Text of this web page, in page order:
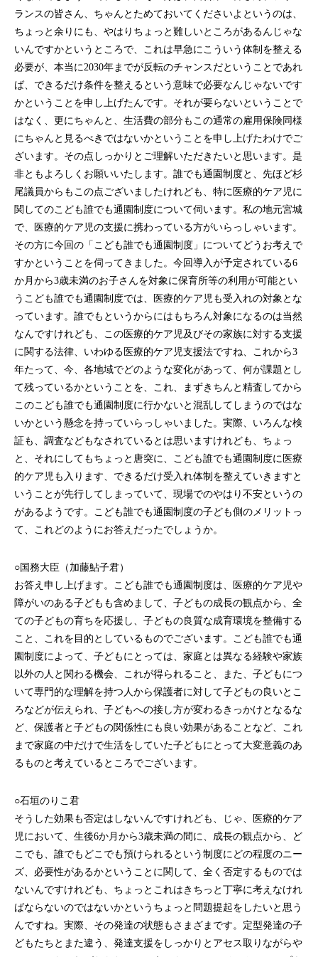
ランスの皆さん、ちゃんとためておいてくださいよというのは、
ちょっと余りにも、やはりちょっと難しいところがあるんじゃな
いんですかというところで、これは早急にこういう体制を整える
必要が、本当に2030年までが反転のチャンスだということであれ
ば、できるだけ条件を整えるという意味で必要なんじゃないです
かということを申し上げたんです。それが要らないということで
はなく、更にちゃんと、生活費の部分もこの通常の雇用保険同様
にちゃんと見るべきではないかということを申し上げたわけでご
ざいます。その点しっかりとご理解いただきたいと思います。是
非ともよろしくお願いいたします。誰でも通園制度と、先ほど杉
尾議員からもこの点ございましたけれども、特に医療的ケア児に
関してのこども誰でも通園制度について伺います。私の地元宮城
で、医療的ケア児の支援に携わっている方がいらっしゃいます。
その方に今回の「こども誰でも通園制度」についてどうお考えで
すかということを伺ってきました。今回導入が予定されている6
か月から3歳未満のお子さんを対象に保育所等の利用が可能とい
うこども誰でも通園制度では、医療的ケア児も受入れの対象とな
っています。誰でもというからにはもちろん対象になるのは当然
なんですけれども、この医療的ケア児及びその家族に対する支援
に関する法律、いわゆる医療的ケア児支援法ですね、これから3
年たって、今、各地域でどのような変化があって、何が課題とし
て残っているかということを、これ、まずきちんと精査してから
このこども誰でも通園制度に行かないと混乱してしまうのではな
いかという懸念を持っていらっしゃいました。実際、いろんな検
証も、調査などもなされているとは思いますけれども、ちょっ
と、それにしてもちょっと唐突に、こども誰でも通園制度に医療
的ケア児も入ります、できるだけ受入れ体制を整えていきますと
いうことが先行してしまっていて、現場でのやはり不安というの
があるようです。こども誰でも通園制度の子ども側のメリットっ
て、これどのようにお答えだったでしょうか。
○国務大臣（加藤鮎子君）
お答え申し上げます。こども誰でも通園制度は、医療的ケア児や
障がいのある子どもも含めまして、子どもの成長の観点から、全
ての子どもの育ちを応援し、子どもの良質な成育環境を整備する
こと、これを目的としているものでございます。こども誰でも通
園制度によって、子どもにとっては、家庭とは異なる経験や家族
以外の人と関わる機会、これが得られること、また、子どもにつ
いて専門的な理解を持つ人から保護者に対して子どもの良いとこ
ろなどが伝えられ、子どもへの接し方が変わるきっかけとなるな
ど、保護者と子どもの関係性にも良い効果があることなど、これ
まで家庭の中だけで生活をしていた子どもにとって大変意義のあ
るものと考えているところでございます。
○石垣のりこ君
そうした効果も否定はしないんですけれども、じゃ、医療的ケア
児において、生後6か月から3歳未満の間に、成長の観点から、ど
こでも、誰でもどこでも預けられるという制度にどの程度のニー
ズ、必要性があるかということに関して、全く否定するものでは
ないんですけれども、ちょっとこれはきちっと丁寧に考えなけれ
ばならないのではないかというちょっと問題提起をしたいと思う
んですね。実際、その発達の状態もさまざまです。定型発達の子
どもたちとまた違う、発達支援をしっかりとアセス取りながらや